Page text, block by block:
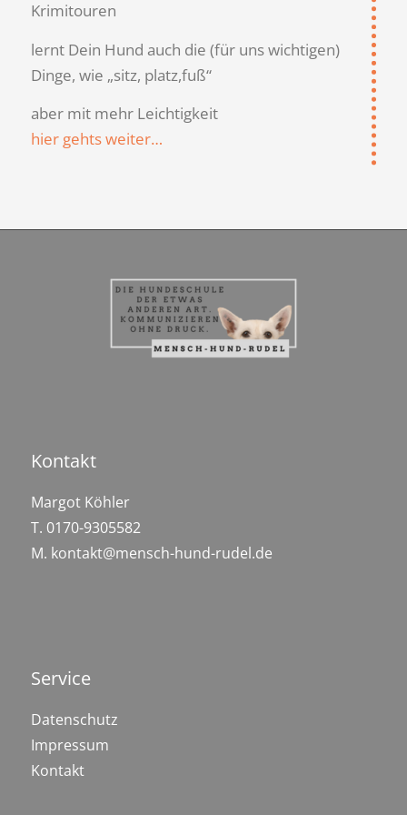
Krimitouren
lernt Dein Hund auch die (für uns wichtigen)
Dinge, wie „sitz, platz,fuß“
aber mit mehr Leichtigkeit
hier gehts weiter…
Kontakt
Margot Köhler
T. 0170-9305582
M. kontakt@mensch-hund-rudel.de
Service
Datenschutz
Impressum
Kontakt